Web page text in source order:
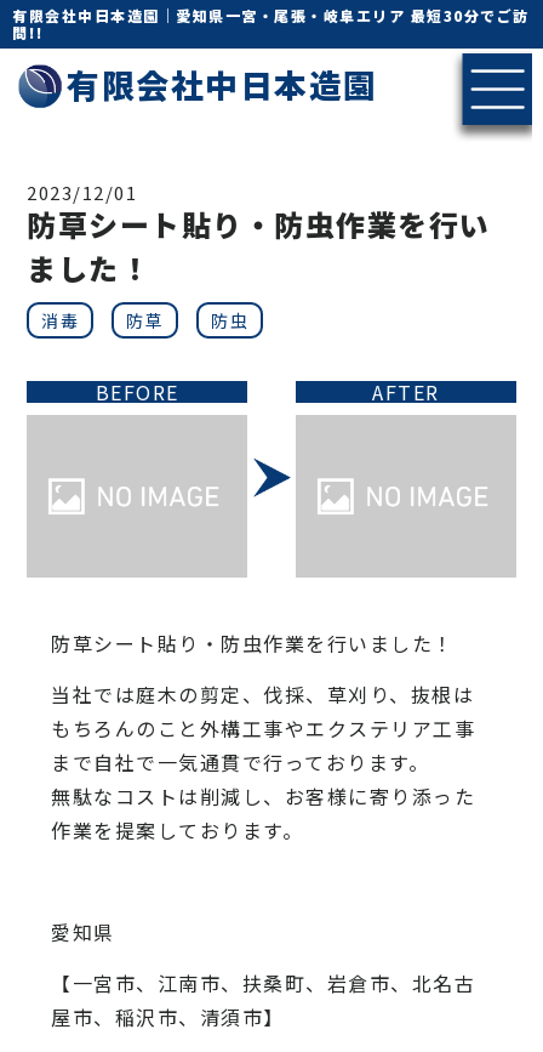
有限会社中日本造園｜愛知県一宮・尾張・岐阜エリア 最短30分でご訪
問!!
有限会社中日本造園
2023/12/01
防草シート貼り・防虫作業を行い
ました！
消毒 防草 防虫
BEFORE AFTER
防草シート貼り・防虫作業を行いました！
当社では庭木の剪定、伐採、草刈り、抜根は
もちろんのこと外構工事やエクステリア工事
まで自社で一気通貫で行っております。
無駄なコストは削減し、お客様に寄り添った
作業を提案しております。
愛知県
【一宮市、江南市、扶桑町、岩倉市、北名古
屋市、稲沢市、清須市】